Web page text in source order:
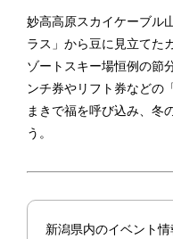
妙高高原スカイケーブル
ラス」から豆に見立てた
ゾートスキー場恒例の節
ンチ券やリフト券などの
まきで福を呼び込み、冬
う。
新潟県内のイベント